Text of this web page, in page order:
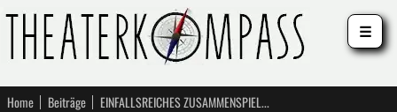
Home Beiträge EINFALLSREICHES ZUSAMMENSPIEL -- "Enveloppes - Hüllen" im Wilhelma-Theater Stuttgart
☰